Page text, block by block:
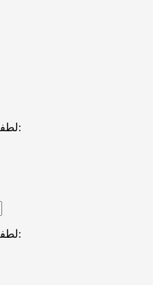
لطفا پاسخ را به عدد انگلیسی وارد کنید:
لطفا پاسخ را به عدد انگلیسی وارد کنید: